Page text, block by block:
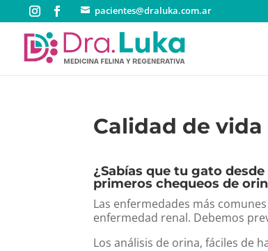
pacientes@draluka.com.ar
Calidad de
¿Sabías que tu gato
primeros chequeos de
Las enfermedades más
enfermedad renal. Debemos
Los análisis de orina, fáciles de